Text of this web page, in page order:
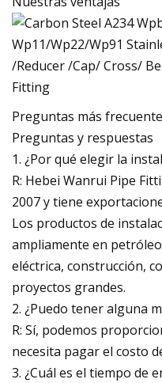
Preguntas más
Preguntas y respuestas
1. ¿Por qué elegir la
R: Hebei Wanrui Pipe
2007 y tiene
Los productos de
ampliamente en
eléctrica, construcción,
proyectos grandes.
2. ¿Puedo tener alguna
R: Sí, podemos
necesita pagar el costo
3. ¿Cuál es el tiempo de